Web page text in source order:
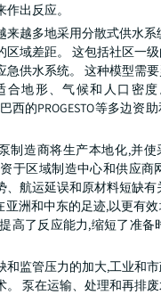
出反应。
来越多地采用分散式供水系
域差距。 这包括社区一级
急供水系统。 这种模型需
合地形、气候和人口密
西的PROGESTO等多边资
制造商将生产本地化,并使
于区域制造中心和供应商
、航运延误和原材料短缺有
亚洲和中东的足迹,以更有
高了反应能力,缩短了准备
和监管压力的加大,工业和
。 泵在运输、处理和再排